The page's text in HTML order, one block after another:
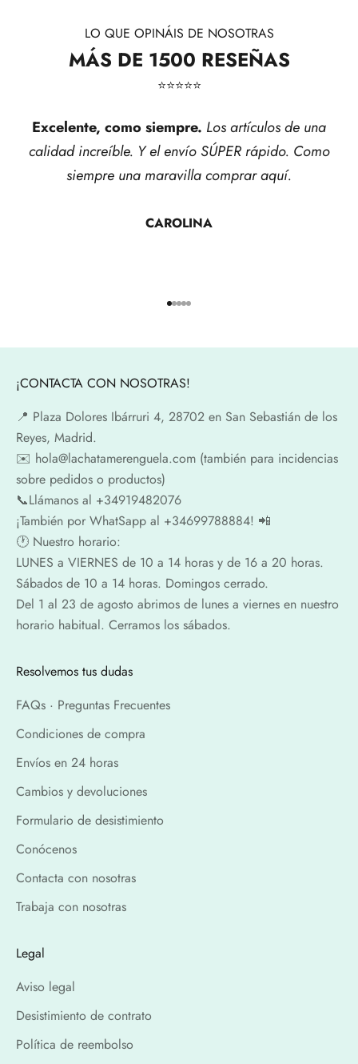
LO QUE OPINÁIS DE NOSOTRAS
MÁS DE 1500 RESEÑAS
⭐​⭐​⭐​⭐​⭐​
Excelente, como siempre. Los artículos de una
calidad increíble. Y el envío SÚPER rápido. Como
siempre una maravilla comprar aquí.
CAROLINA
Ir al artículo 1
Ir al artículo 2
Ir al artículo 3
Ir al artículo 4
Ir al artículo 5
¡CONTACTA CON NOSOTRAS!
📍​ Plaza Dolores Ibárruri 4, 28702 en San Sebastián de los
Reyes, Madrid.
✉️​ hola@lachatamerenguela.com (también para incidencias
sobre pedidos o productos)
📞​​Llámanos al +34919482076
¡También por WhatSapp al +34699788884! 📲
🕐​ Nuestro horario:
LUNES a VIERNES de 10 a 14 horas y de 16 a 20 horas.
Sábados de 10 a 14 horas. Domingos cerrado.
Del 1 al 23 de agosto abrimos de lunes a viernes en nuestro
horario habitual. Cerramos los sábados.
Resolvemos tus dudas
FAQs · Preguntas Frecuentes
Condiciones de compra
Envíos en 24 horas
Cambios y devoluciones
Formulario de desistimiento
Conócenos
Contacta con nosotras
Trabaja con nosotras
Legal
Aviso legal
Desistimiento de contrato
Política de reembolso